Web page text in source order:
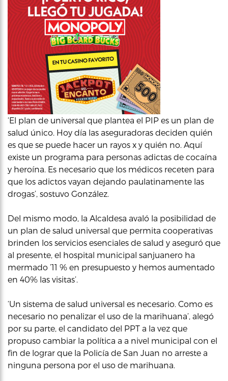
‘El plan de universal que plantea el PIP es un plan de
salud único. Hoy día las aseguradoras deciden quién
es que se puede hacer un rayos x y quién no. Aquí
existe un programa para personas adictas de cocaína
y heroína. Es necesario que los médicos receten para
que los adictos vayan dejando paulatinamente las
drogas’, sostuvo González.
Del mismo modo, la Alcaldesa avaló la posibilidad de
un plan de salud universal que permita cooperativas
brinden los servicios esenciales de salud y aseguró que
al presente, el hospital municipal sanjuanero ha
mermado ’11 % en presupuesto y hemos aumentado
en 40% las visitas’.
‘Un sistema de salud universal es necesario. Como es
necesario no penalizar el uso de la marihuana’, alegó
por su parte, el candidato del PPT a la vez que
propuso cambiar la política a a nivel municipal con el
fin de lograr que la Policía de San Juan no arreste a
ninguna persona por el uso de marihuana.